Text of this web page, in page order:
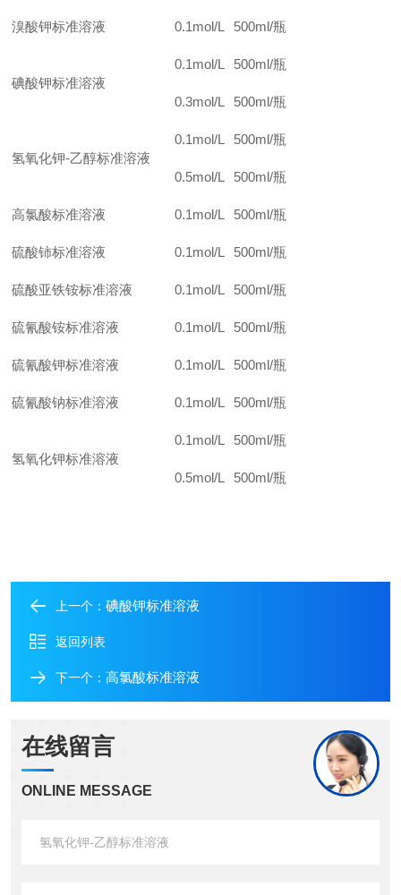
溴酸钾标准溶液 0.1mol/L 500ml/瓶
碘酸钾标准溶液
0.1mol/L 500ml/瓶
0.3mol/L 500ml/瓶
氢氧化钾-乙醇标准溶液
0.1mol/L 500ml/瓶
0.5mol/L 500ml/瓶
高氯酸标准溶液 0.1mol/L 500ml/瓶
硫酸铈标准溶液 0.1mol/L 500ml/瓶
硫酸亚铁铵标准溶液 0.1mol/L 500ml/瓶
硫氰酸铵标准溶液 0.1mol/L 500ml/瓶
硫氰酸钾标准溶液 0.1mol/L 500ml/瓶
硫氰酸钠标准溶液 0.1mol/L 500ml/瓶
氢氧化钾标准溶液
0.1mol/L 500ml/瓶
0.5mol/L 500ml/瓶
上一个： 碘酸钾标准溶液
返回列表
下一个： 高氯酸标准溶液
在线留言
ONLINE MESSAGE